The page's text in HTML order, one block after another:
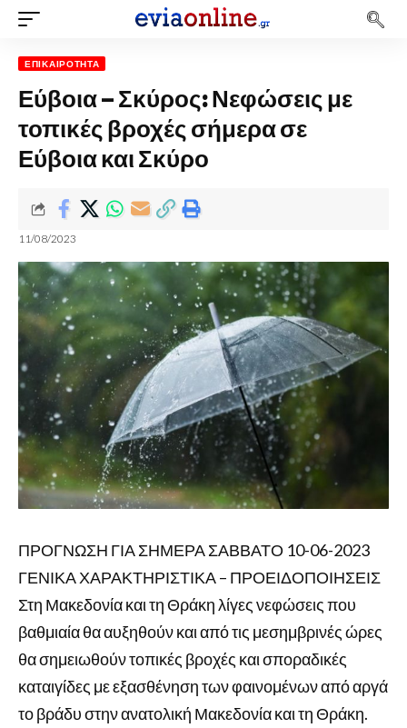
ΕΠΙΚΑΙΡΌΤΗΤΑ
Εύβοια – Σκύρος: Νεφώσεις με
τοπικές βροχές σήμερα σε
Εύβοια και Σκύρο
11/08/2023
ΠΡΟΓΝΩΣΗ ΓΙΑ ΣΗΜΕΡΑ ΣΑΒΒΑΤΟ 10-06-2023
ΓΕΝΙΚΑ ΧΑΡΑΚΤΗΡΙΣΤΙΚΑ – ΠΡΟΕΙΔΟΠΟΙΗΣΕΙΣ
Στη Μακεδονία και τη Θράκη λίγες νεφώσεις που
βαθμιαία θα αυξηθούν και από τις μεσημβρινές ώρες
θα σημειωθούν τοπικές βροχές και σποραδικές
καταιγίδες με εξασθένηση των φαινομένων από αργά
το βράδυ στην ανατολική Μακεδονία και τη Θράκη.